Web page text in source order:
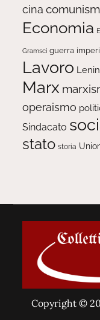
cina
Economia
Gramsci guerra
Lavoro Lenin
Marx
operaismo
Sindacato
stato storia
Copyright ©